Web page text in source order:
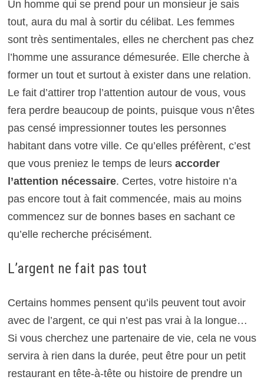
Un homme qui se prend pour un monsieur je sais
tout, aura du mal à sortir du célibat. Les femmes
sont très sentimentales, elles ne cherchent pas chez
l’homme une assurance démesurée. Elle cherche à
former un tout et surtout à exister dans une relation.
Le fait d’attirer trop l’attention autour de vous, vous
fera perdre beaucoup de points, puisque vous n’êtes
pas censé impressionner toutes les personnes
habitant dans votre ville. Ce qu’elles préfèrent, c’est
que vous preniez le temps de leurs accorder
l’attention nécessaire. Certes, votre histoire n’a
pas encore tout à fait commencée, mais au moins
commencez sur de bonnes bases en sachant ce
qu’elle recherche précisément.
L’argent ne fait pas tout
Certains hommes pensent qu’ils peuvent tout avoir
avec de l’argent, ce qui n’est pas vrai à la longue…
Si vous cherchez une partenaire de vie, cela ne vous
servira à rien dans la durée, peut être pour un petit
restaurant en tête-à-tête ou histoire de prendre un